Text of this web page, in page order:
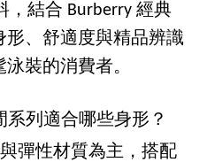
，結合 Burberry 經典
、舒適度與精品辨識
裝的消費者。
系列適合哪些身形？
彈性材質為主，搭配